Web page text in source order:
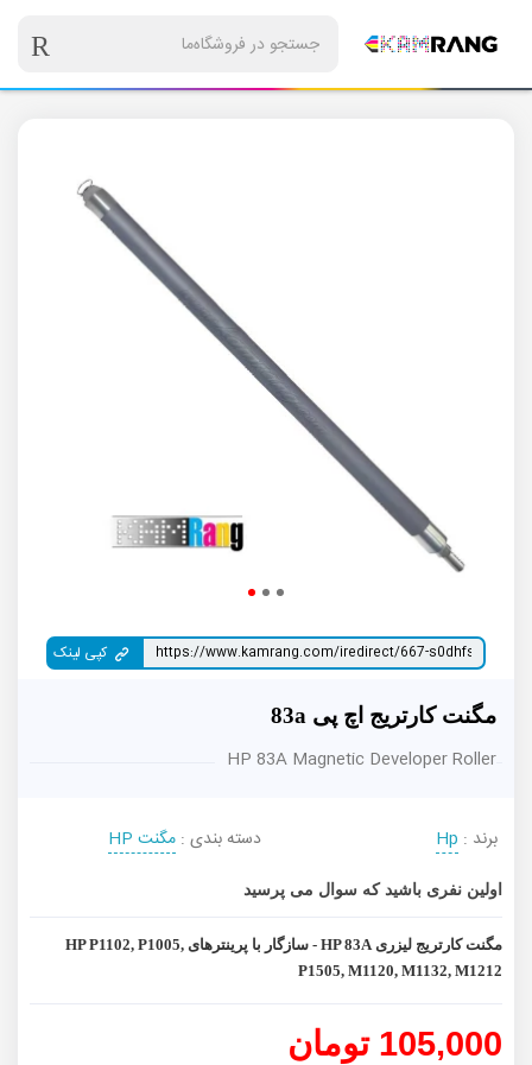
کپی لینک
مگنت کارتریج اچ پی 83a
HP 83A Magnetic Developer Roller
برند : Hp دسته بندی : مگنت HP
اولین نفری باشید که سوال می پرسید
مگنت کارتریج لیزری HP 83A - سازگار با پرینترهای HP P1102, P1005,
P1505, M1120, M1132, M1212
105,000 تومان